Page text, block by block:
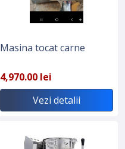
Masina tocat carne
4,970.00 lei
Vezi detalii